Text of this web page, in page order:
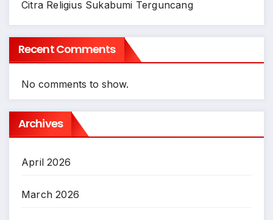
Citra Religius Sukabumi Terguncang
Recent Comments
No comments to show.
Archives
April 2026
March 2026